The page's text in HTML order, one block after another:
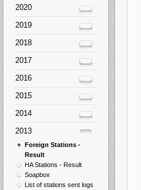
2020
2019
2018
2017
2016
2015
2014
2013
Foreign Stations -
Result
HA Stations - Result
Soapbox
List of stations sent logs